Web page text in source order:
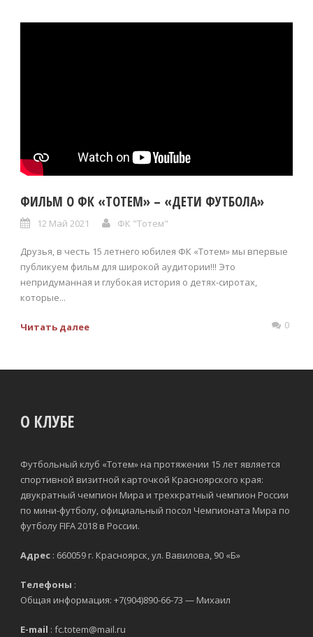
ФИЛЬМ О ФК «ТОТЕМ» – «ДЕТИ ФУТБОЛА»
12 Май 2021 ФК "Тотем"
Друзья, в честь 15 летнего юбилея ФК «Тотем» мы впервые
публикуем фильм для широкой аудитории!!! Это
непридуманная и глубокая история о детях-сиротах,
которые...
Читать далее 0
О КЛУБЕ
Футбольный клуб «Тотем» на протяжении 15 лет является
спортивной визитной карточкой Красноярского края:
двукратный чемпион Мира и трехкратный чемпион России
по мини-футболу, официальный посол Чемпионата Мира по
футболу FIFA 2018 в России.
Адрес : 660059 г. Красноярск, ул. Вавилова, 90 «Б»
Телефоны :
Общая информация: +7(904)890-66-73 — Михаил
E-mail : fc.totem@mail.ru